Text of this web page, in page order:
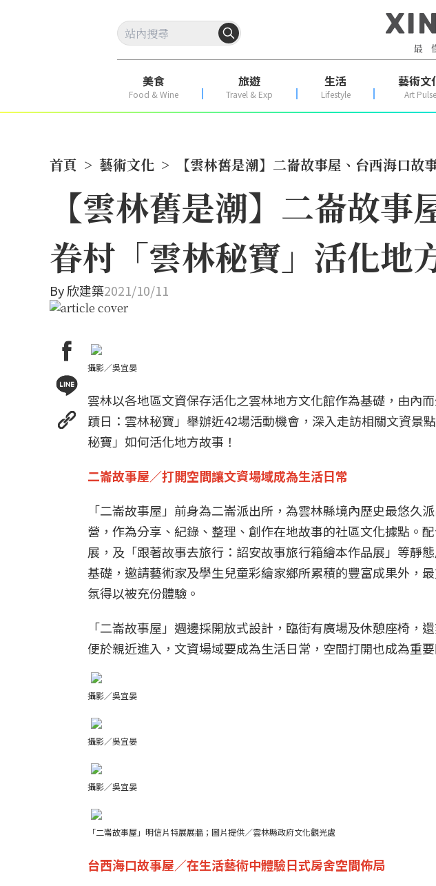
美食
Food & Wine
旅遊
Travel & Exp
生活
Lifestyle
藝術文
Art Pulse
首頁 > 藝術文化 > 【雲林舊是潮】二崙故事屋、台西海口
【雲林舊是潮】二崙故
眷村「雲林秘寶」活化地
By欣建築2021/10/11
攝影／吳宜晏
雲林以各地區文資保存活化之雲林地方文化館作為基礎，由內
蹟日：雲林秘寶」舉辦近42場活動機會，深入走訪相關文資景
秘寶」如何活化地方故事！
二崙故事屋／打開空間讓文資場域成為生活日常
「二崙故事屋」前身為二崙派出所，為雲林縣境內歷史最悠
營，作為分享、紀錄、整理、創作在地故事的社區文化據點。
展，及「跟著故事去旅行：詔安故事旅行箱繪本作品展」等靜
基礎，邀請藝術家及學生兒童彩繪家鄉所累積的豐富成果外，
氛得以被充份體驗。
「二崙故事屋」週邊採開放式設計，臨街有廣場及休憩座椅
便於親近進入，文資場域要成為生活日常，空間打開也成為重
攝影／吳宜晏
攝影／吳宜晏
攝影／吳宜晏
「二崙故事屋」明信片特展展牆；圖片提供／雲林縣政府文化觀光處
台西海口故事屋／在生活藝術中體驗日式房舍空間佈局